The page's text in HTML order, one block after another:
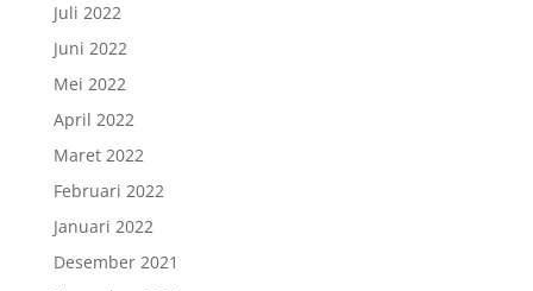
Juli 2022
Juni 2022
Mei 2022
April 2022
Maret 2022
Februari 2022
Januari 2022
Desember 2021